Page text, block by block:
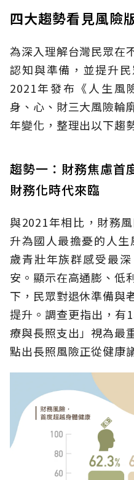
四大趨勢看見風險
為深入理解台灣民眾在
認知與準備，並提升
2021年發布《人生風
身、心、財三大風險輪
年變化，整理出以下趨
趨勢一：財務焦慮首
財務化時代來臨
與2021年相比，財務
升為國人最擔憂的人
歲青壯年族群感受最
安。顯示在高通膨、低
下，民眾對退休準備與
提升。調查更指出，有
療與長照支出」視為最
點出長照風險正從健康